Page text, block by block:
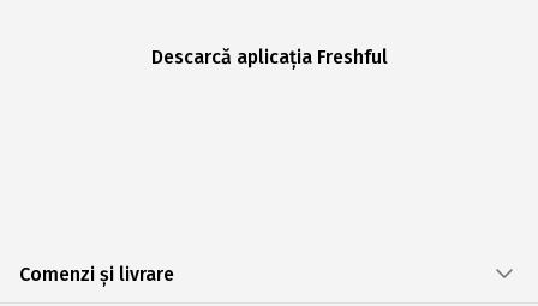
Descarcă aplicația Freshful
Comenzi și livrare